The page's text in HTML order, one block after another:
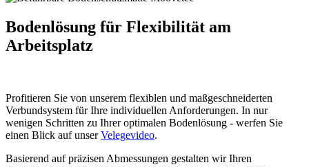
Bodenlösung für Flexibilität am
Arbeitsplatz
Profitieren Sie von unserem flexiblen und maßgeschneiderten
Verbundsystem für Ihre individuellen Anforderungen. In nur
wenigen Schritten zu Ihrer optimalen Bodenlösung - werfen Sie
einen Blick auf unserVelegevideo.
Basierend auf präzisen Abmessungen gestalten wir Ihren